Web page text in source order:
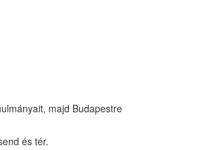
majd Budapestre
és tér.